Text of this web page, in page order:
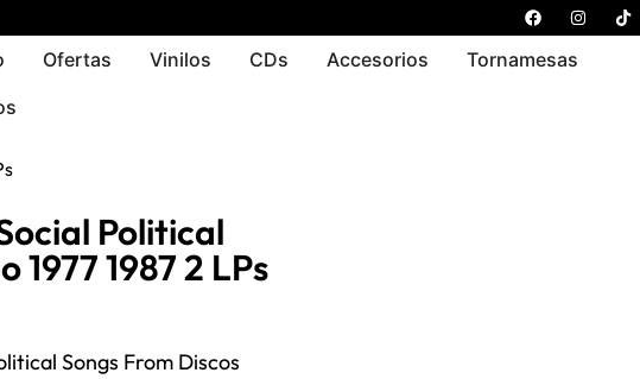
Ofertas Vinilos CDs Accesorios
Tornamesas
Political
1987 2 LPs
Songs From Discos